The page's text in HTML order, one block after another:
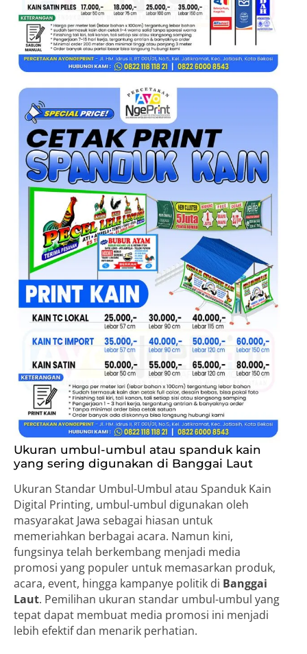
Ukuran umbul-umbul atau spanduk kain
yang sering digunakan di Banggai Laut
Ukuran Standar Umbul-Umbul atau Spanduk Kain
Digital Printing, umbul-umbul digunakan oleh
masyarakat Jawa sebagai hiasan untuk
memeriahkan berbagai acara. Namun kini,
fungsinya telah berkembang menjadi media
promosi yang populer untuk memasarkan produk,
acara, event, hingga kampanye politik di Banggai
Laut. Pemilihan ukuran standar umbul-umbul yang
tepat dapat membuat media promosi ini menjadi
lebih efektif dan menarik perhatian.